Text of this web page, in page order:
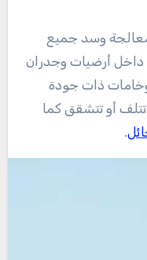
وسد جميع
داخل أرضيات وجدران
ذات جودة
أو تتشقق كما
.